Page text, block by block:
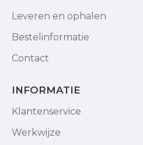
Leveren en ophalen
Bestelinformatie
Contact
INFORMATIE
Klantenservice
Werkwijze